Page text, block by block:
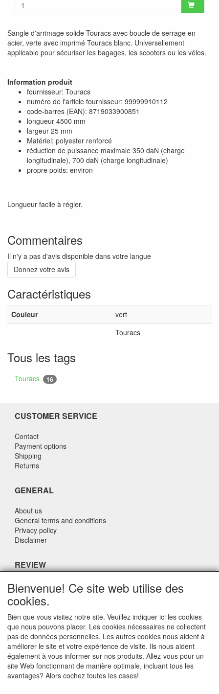
Sangle d'arrimage solide Touracs avec boucle de serrage en
acier, verte avec imprimé Touracs blanc. Universellement
applicable pour sécuriser les bagages, les scooters ou les vélos.
Information produit
fournisseur: Touracs
numéro de l'article fournisseur: 99999910112
code-barres (EAN): 8719033900851
longueur 4500 mm
largeur 25 mm
Matériel; polyester renforcé
réduction de puissance maximale 350 daN (charge
longitudinale), 700 daN (charge longitudinale)
propre poids: environ
Longueur facile à régler.
Commentaires
Il n'y a pas d'avis disponible dans votre langue
Donnez votre avis
Caractéristiques
Couleur
vert
Touracs
Tous les tags
Touracs 16
CUSTOMER SERVICE
Contact
Payment options
Shipping
Returns
GENERAL
About us
General terms and conditions
Privacy policy
Disclaimer
REVIEW
What do others say about us?
Customers rate our service, price and speed with an average
score of 9.4 (Q1 Quality Report 2024)
CONTACT DETAILS
Adriaen Banckertstraat 6
3115 JE SCHIEDAM
The Netherlands
Bienvenue! Ce site web utilise des
cookies.
Bien que vous visitez notre site. Veuillez indiquer ici les cookies
que nous pouvons placer. Les cookies nécessaires ne collectent
pas de données personnelles. Les autres cookies nous aident à
améliorer le site et votre expérience de visite. Ils nous aident
également à vous informer sur nos produits. Allez-vous pour un
site Web fonctionnant de manière optimale, incluant tous les
avantages? Alors cochez toutes les cases!